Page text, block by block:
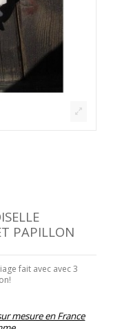
PAPILLON
fait avec avec 3
mesure en France